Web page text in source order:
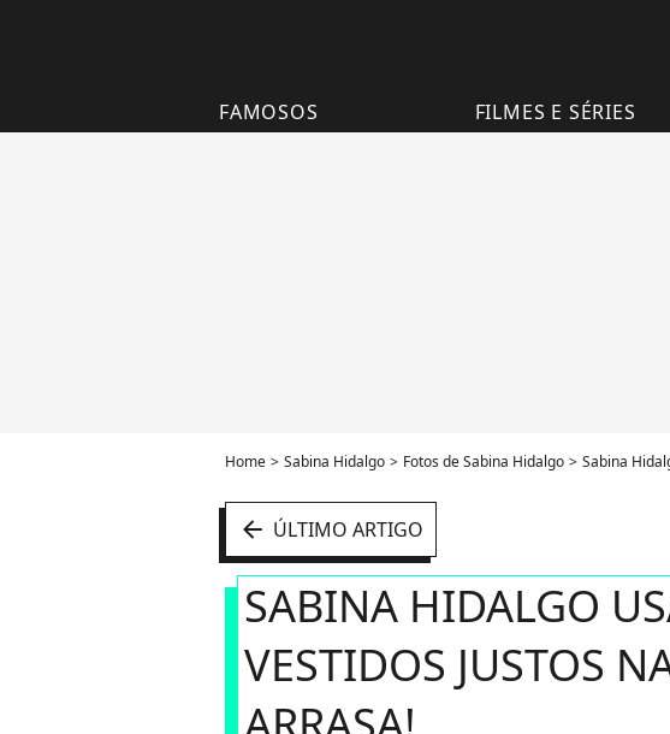
FAMOSOS FILMES E SÉRIES
Home Sabina Hidalgo Fotos de Sabina Hidalgo Sabina
arrow_left ÚLTIMO ARTIGO
SABINA HIDALGO
VESTIDOS JUSTOS